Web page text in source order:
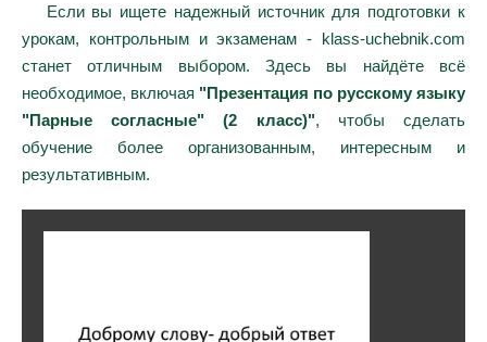
Если вы ищете надежный источник для подготовки к
урокам, контрольным и экзаменам - klass-uchebnik.com
станет отличным выбором. Здесь вы найдёте всё
необходимое, включая "Презентация по русскому языку
"Парные согласные" (2 класс)", чтобы сделать
обучение более организованным, интересным и
результативным.